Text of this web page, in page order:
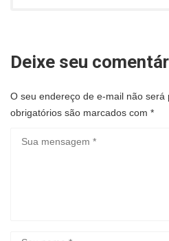
Deixe seu
O seu endereço de e-mail não será
obrigatórios são marcados com *